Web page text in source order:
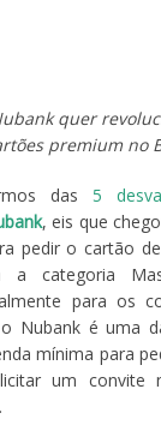
quer
premium no
das5
, eis que
pedir o cartão
a categoria
para os
Nubank é uma
mínima para
um convite